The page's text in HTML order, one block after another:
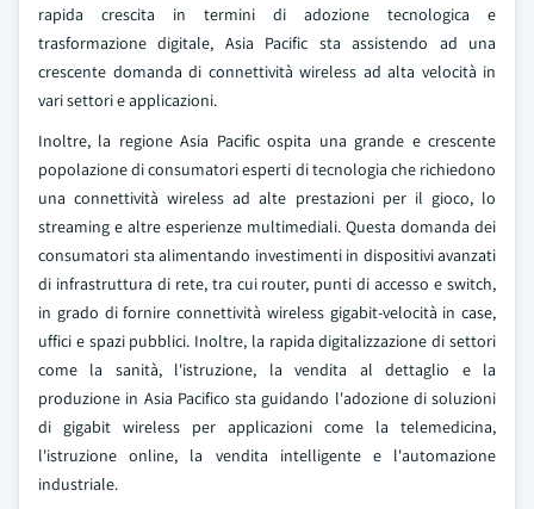
rapida crescita in termini di adozione tecnologica e
trasformazione digitale, Asia Pacific sta assistendo ad una
crescente domanda di connettività wireless ad alta velocità in
vari settori e applicazioni.
Inoltre, la regione Asia Pacific ospita una grande e crescente
popolazione di consumatori esperti di tecnologia che richiedono
una connettività wireless ad alte prestazioni per il gioco, lo
streaming e altre esperienze multimediali. Questa domanda dei
consumatori sta alimentando investimenti in dispositivi avanzati
di infrastruttura di rete, tra cui router, punti di accesso e switch,
in grado di fornire connettività wireless gigabit-velocità in case,
uffici e spazi pubblici. Inoltre, la rapida digitalizzazione di settori
come la sanità, l'istruzione, la vendita al dettaglio e la
produzione in Asia Pacifico sta guidando l'adozione di soluzioni
di gigabit wireless per applicazioni come la telemedicina,
l'istruzione online, la vendita intelligente e l'automazione
industriale.